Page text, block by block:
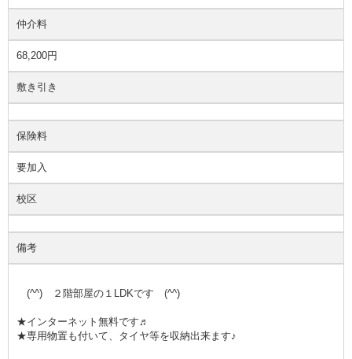
仲介料
68,200円
敷き引き
保険料
要加入
校区
備考
(^^) ２階部屋の１LDKです (^^)
★インターネット無料です♬
★専用物置も付いて、タイヤ等を収納出来ます♪